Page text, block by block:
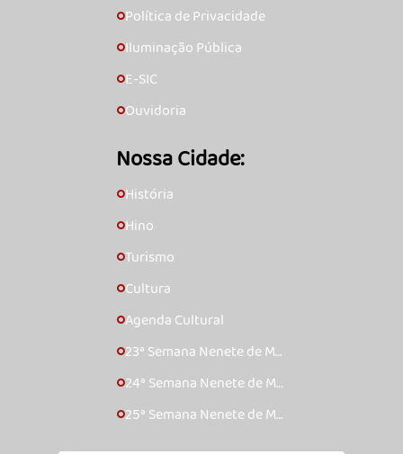
🞇Política de Privacidade
🞇Iluminação Pública
🞇E-SIC
🞇Ouvidoria
Nossa Cidade:
🞇História
🞇Hino
🞇Turismo
🞇Cultura
🞇Agenda Cultural
🞇23ª Semana Nenete de Mú
🞇24ª Semana Nenete de Mú
🞇25ª Semana Nenete de Mú